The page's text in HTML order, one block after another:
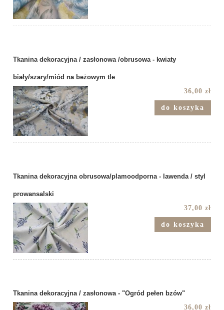
Tkanina dekoracyjna / zasłonowa /obrusowa - kwiaty
biały/szary/miód na beżowym tle
36,00 zł
do koszyka
Tkanina dekoracyjna obrusowa/plamoodporna - lawenda / styl
prowansalski
37,00 zł
do koszyka
Tkanina dekoracyjna / zasłonowa - "Ogród pełen bzów"
36,00 zł